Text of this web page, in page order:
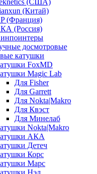
(Китай)
(Франция)
(Россия)
досмотровые
катушки
FoxMD
Magic Lab
Для Fisher
Для Garrett
Для Nokta|Makro
Для Квэст
Для Минелаб
Nokta|Makro
АКА
Детеч
Корс
Марс
Нэл